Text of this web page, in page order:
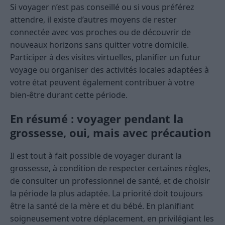
Si voyager n’est pas conseillé ou si vous préférez
attendre, il existe d’autres moyens de rester
connectée avec vos proches ou de découvrir de
nouveaux horizons sans quitter votre domicile.
Participer à des visites virtuelles, planifier un futur
voyage ou organiser des activités locales adaptées à
votre état peuvent également contribuer à votre
bien-être durant cette période.
En résumé : voyager pendant la
grossesse, oui, mais avec précaution
Il est tout à fait possible de voyager durant la
grossesse, à condition de respecter certaines règles,
de consulter un professionnel de santé, et de choisir
la période la plus adaptée. La priorité doit toujours
être la santé de la mère et du bébé. En planifiant
soigneusement votre déplacement, en privilégiant les